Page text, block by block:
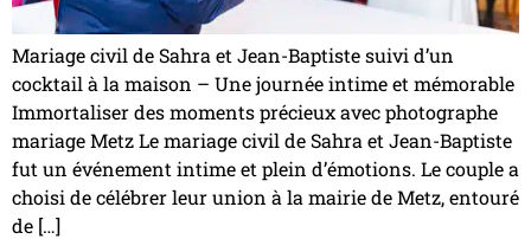
Mariage civil de Sahra et Jean-Baptiste suivi d’un
cocktail à la maison – Une journée intime et mémorable
Immortaliser des moments précieux avec photographe
mariage Metz Le mariage civil de Sahra et Jean-Baptiste
fut un événement intime et plein d’émotions. Le couple a
choisi de célébrer leur union à la mairie de Metz, entouré
de […]